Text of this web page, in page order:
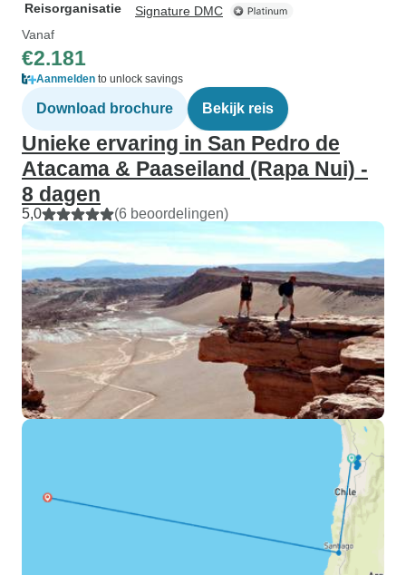
Reisorganisatie
Signature DMC
Vanaf
€2.181
Aanmelden to unlock savings
Download brochure Bekijk reis
Unieke ervaring in San Pedro de
Atacama & Paaseiland (Rapa Nui) -
8 dagen
5,0 (6 beoordelingen)